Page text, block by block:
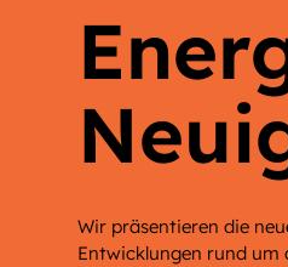
Wir präsentieren die
Entwicklungen rund um